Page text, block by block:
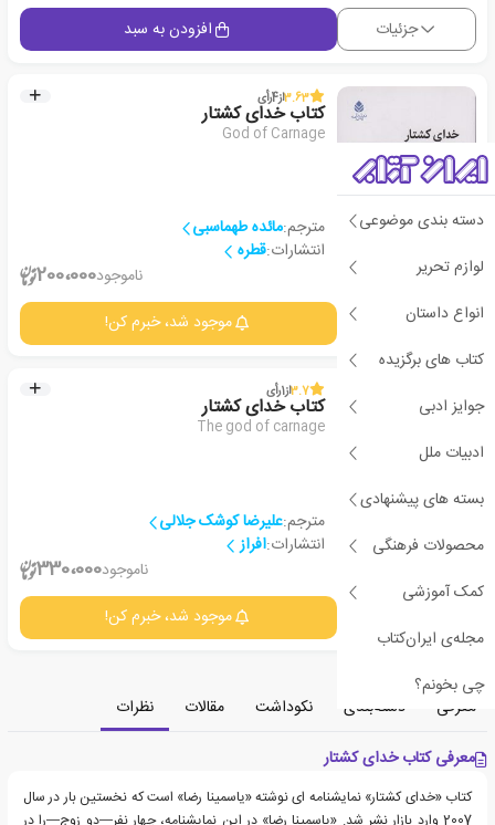
دسته بندی موضوعی
لوازم تحریر
انواع داستان
کتاب های برگزیده
جوایز ادبی
ادبیات ملل
بسته های پیشنهادی
محصولات فرهنگی
کمک آموزشی
مجله‌ی ایران‌کتاب
چی بخونم؟
جزئیات افزودن به سبد
3.63از4رأی
کتاب خدای کشتار
God of Carnage
مترجم:مائده طهماسبی
انتشارات:قطره
ناموجود200،000
جزئیات موجود شد، خبرم کن!
2
3.7از1رأی
کتاب خدای کشتار
The god of carnage
مترجم:علیرضا کوشک جلالی
انتشارات:افراز
ناموجود330،000
موجود شد، خبرم کن!
معرفی دسته‌بندی نکوداشت مقالات
نظرات
معرفی کتاب خدای کشتار
کتاب «خدای کشتار» نمایشنامه ای نوشته «یاسمینا رضا» است که نخستین بار در سال